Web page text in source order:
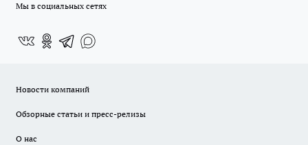
Мы в социальных сетях
Новости компаний
Обзорные статьи и пресс-релизы
О нас